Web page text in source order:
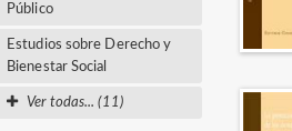
Público
Estudios sobre Derecho y
Bienestar Social
Ver todas... (11)